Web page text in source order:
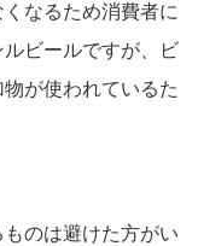
なるため消費者に
ビールですが、ビ
が使われているた
のは避けた方がい